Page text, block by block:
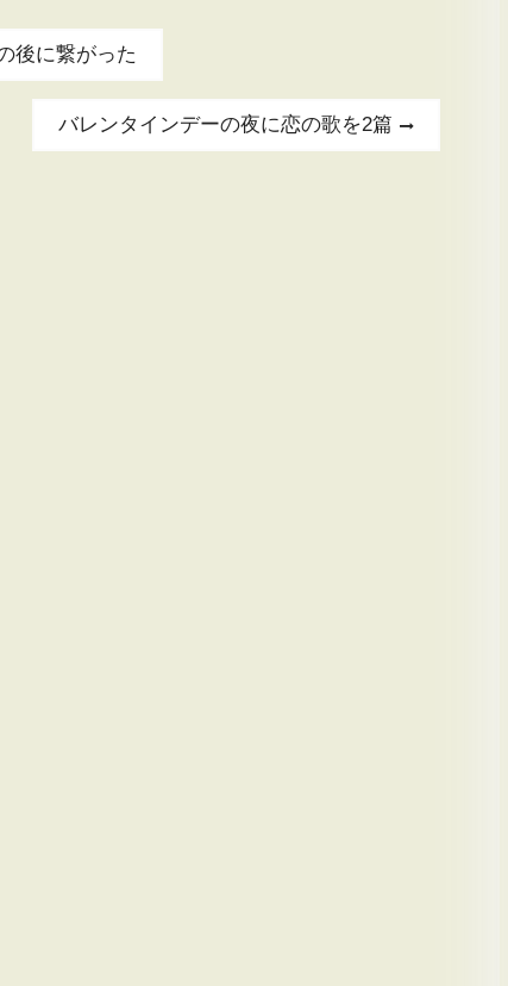
後に繋がった
Next
post:
バレンタインデーの夜に恋の歌を2篇